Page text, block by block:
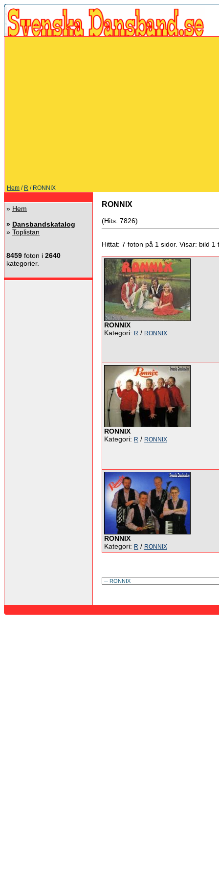
Hem / R / RONNIX
» Hem
» Dansbandskatalog
» Toplistan
8459 foton i 2640
kategorier.
RONNIX
(Hits: 7826)
Hittat: 7 foton på 1 sidor. Visar: bild 1
RONNIX
Kategori: R / RONNIX
RONNIX
Kategori: R / RONNIX
RONNIX
Kategori: R / RONNIX